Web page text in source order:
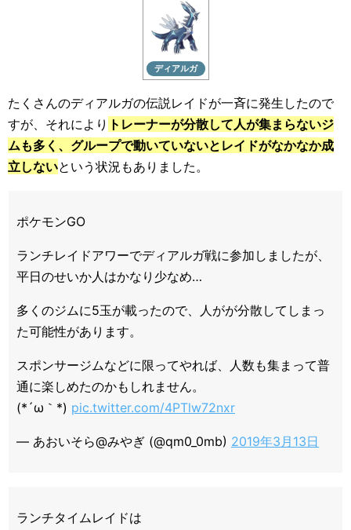
ディアルガ
たくさんのディアルガの伝説レイドが一斉に発生したので
すが、それにより トレーナーが分散して人が集まらないジ
ムも多く、グループで動いていないとレイドがなかなか成
立しないという状況もありました。
ポケモンGO
ランチレイドアワーでディアルガ戦に参加しましたが、
平日のせいか人はかなり少なめ…
多くのジムに5玉が載ったので、人がが分散してしまっ
た可能性があります。
スポンサージムなどに限ってやれば、人数も集まって普
通に楽しめたのかもしれません。
(*´ω｀*) pic.twitter.com/4PTlw72nxr
— あおいそら@みやぎ (@qm0_0mb) 2019年3月13日
ランチタイムレイドは